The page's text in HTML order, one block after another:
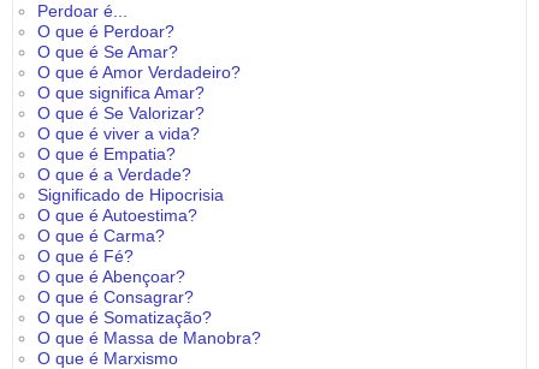
Perdoar é...
O que é Perdoar?
O que é Se Amar?
O que é Amor Verdadeiro?
O que significa Amar?
O que é Se Valorizar?
O que é viver a vida?
O que é Empatia?
O que é a Verdade?
Significado de Hipocrisia
O que é Autoestima?
O que é Carma?
O que é Fé?
O que é Abençoar?
O que é Consagrar?
O que é Somatização?
O que é Massa de Manobra?
O que é Marxismo